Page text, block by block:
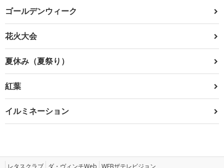
ゴールデンウィーク
花火大会
夏休み（夏祭り）
紅葉
イルミネーション
レタスクラブ ダ・ヴィンチWeb WEBザテレビジョン